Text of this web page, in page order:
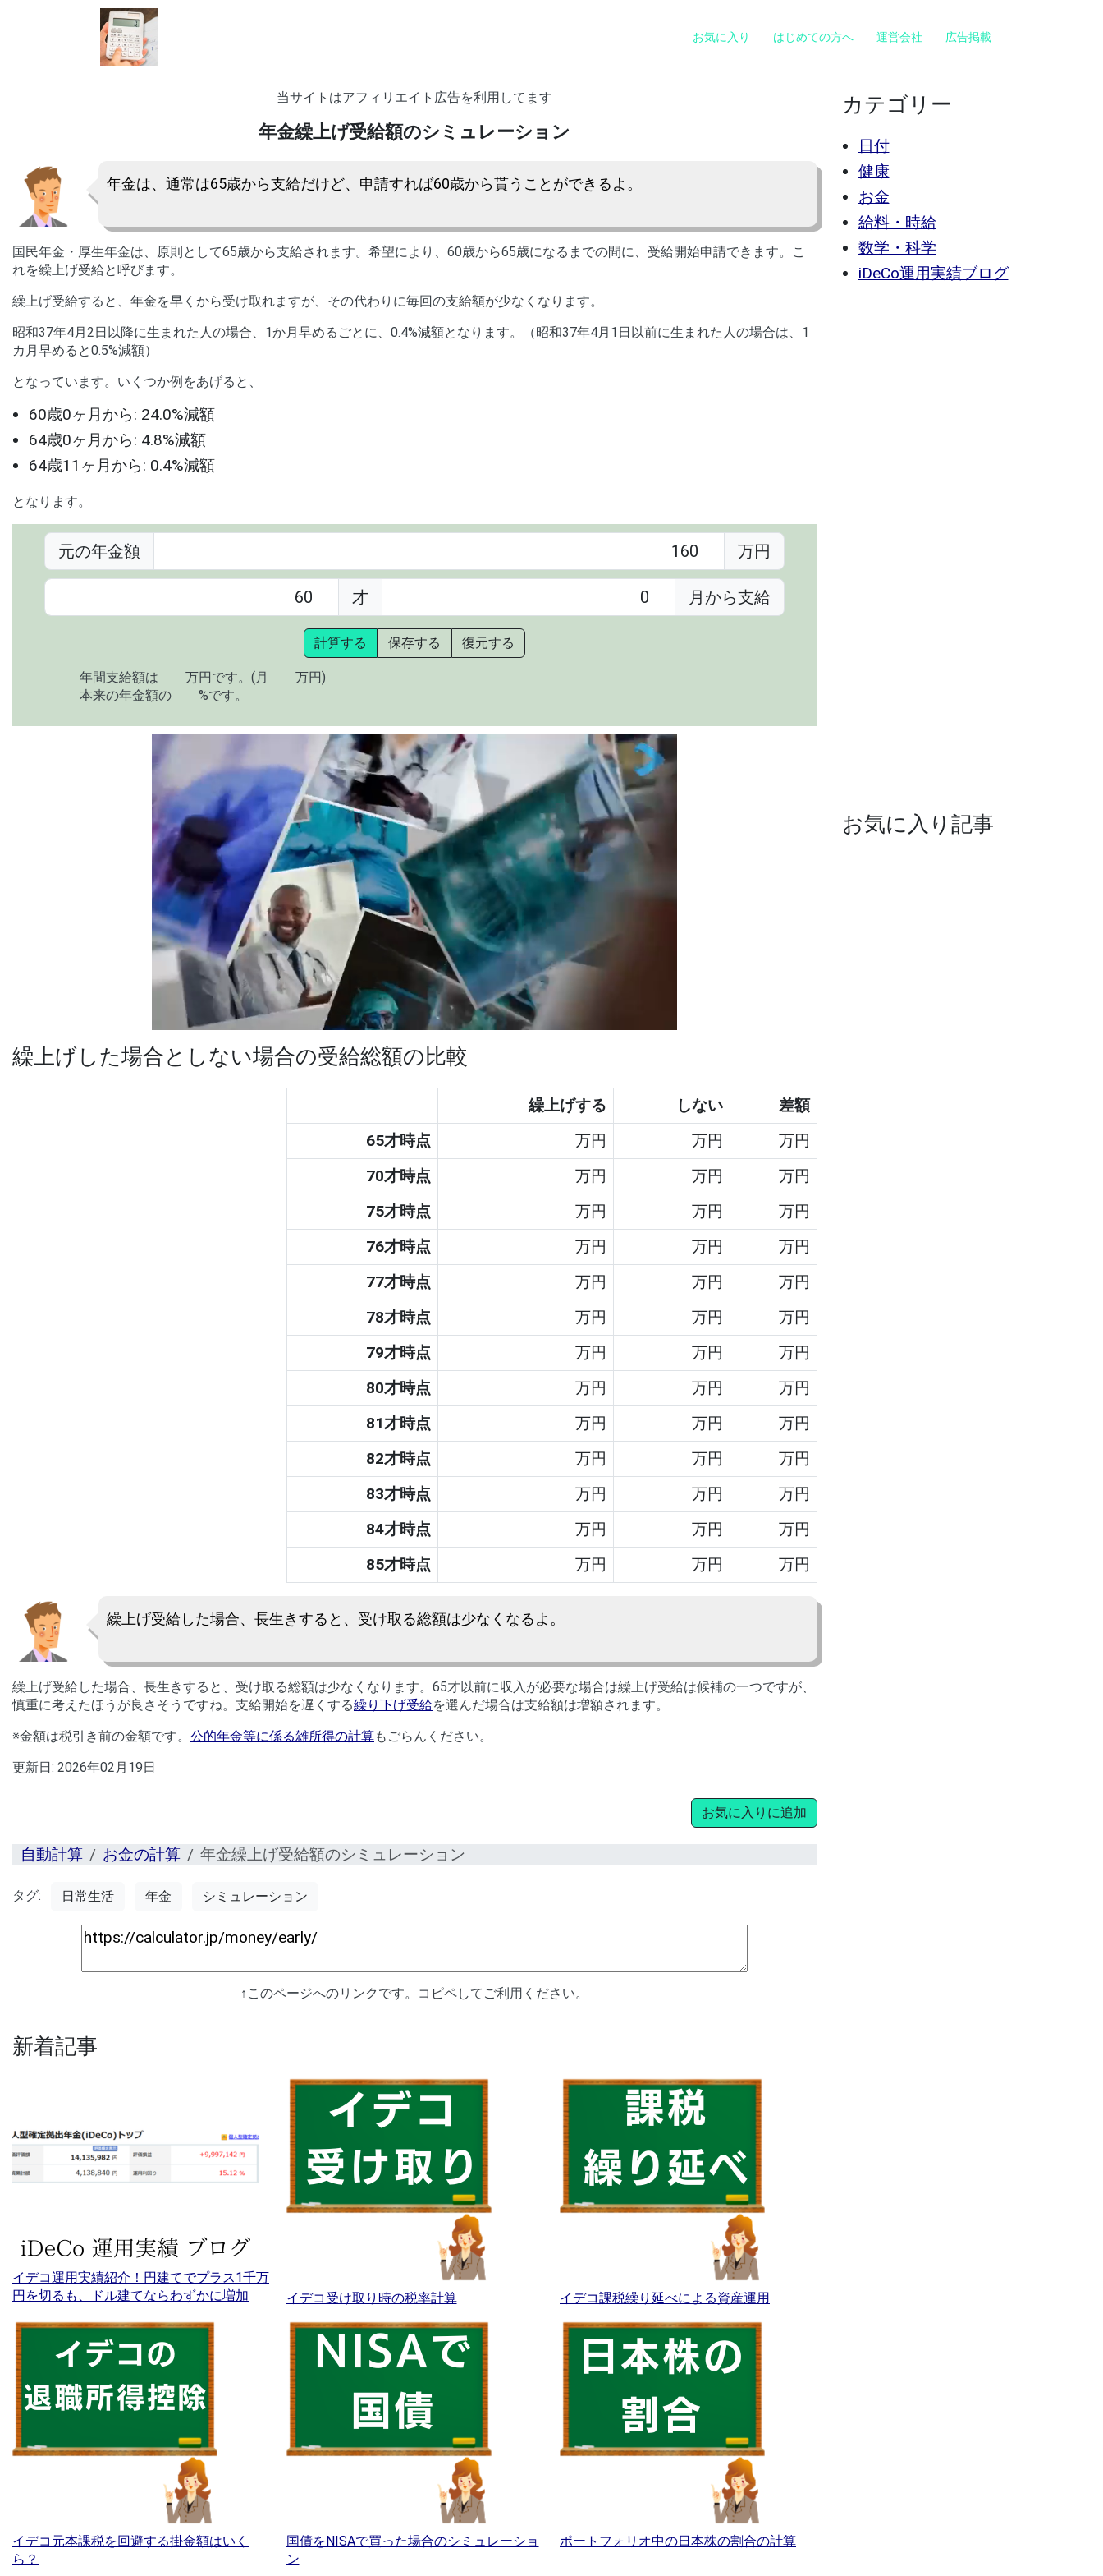
お気に入り はじめての方へ 運営会社 広告掲載
当サイトはアフィリエイト広告を利用してます
年金繰上げ受給額のシミュレーション
年金は、通常は65歳から支給だけど、申請すれば60歳から貰うことができるよ。
国民年金・厚生年金は、原則として65歳から支給されます。希望により、60歳から65歳になるまでの間に、受給開始申請できます。こ
れを繰上げ受給と呼びます。
繰上げ受給すると、年金を早くから受け取れますが、その代わりに毎回の支給額が少なくなります。
昭和37年4月2日以降に生まれた人の場合、1か月早めるごとに、0.4%減額となります。（昭和37年4月1日以前に生まれた人の場合は、1
カ月早めると0.5%減額）
となっています。いくつか例をあげると、
60歳0ヶ月から: 24.0%減額
64歳0ヶ月から: 4.8%減額
64歳11ヶ月から: 0.4%減額
となります。
元の年金額 万円
才 月から支給
計算する 保存する 復元する
年間支給額は 万円です。(月
万円)
本来の年金額の
%です。
繰上げした場合としない場合の受給総額の比較
繰上げする しない
差額
65才時点
万円 万円
万円
70才時点
万円 万円
万円
75才時点
万円 万円
万円
76才時点
万円 万円
万円
77才時点
万円 万円
万円
78才時点
万円 万円
万円
79才時点
万円 万円
万円
80才時点
万円 万円
万円
81才時点
万円 万円
万円
82才時点
万円 万円
万円
83才時点
万円 万円
万円
84才時点
万円 万円
万円
85才時点
万円 万円 万円
繰上げ受給した場合、長生きすると、受け取る総額は少なくなるよ。
繰上げ受給した場合、長生きすると、受け取る総額は少なくなります。65才以前に収入が必要な場合は繰上げ受給は候補の一つですが、
慎重に考えたほうが良さそうですね。支給開始を遅くする繰り下げ受給を選んだ場合は支給額は増額されます。
※金額は税引き前の金額です。 公的年金等に係る雑所得の計算もごらんください。
更新日: 2026年02月19日
お気に入りに追加
自動計算 お金の計算 年金繰上げ受給額のシミュレーション
タグ: 日常生活 年金 シミュレーション
↑このページへのリンクです。コピペしてご利用ください。
新着記事
イデコ運用実績紹介！円建てでプラス1千万
円を切るも、ドル建てならわずかに増加
イデコ受け取り時の税率計算 イデコ課税繰り延べによる資産運用
イデコ元本課税を回避する掛金額はいく
ら？
国債をNISAで買った場合のシミュレーショ
ン
ポートフォリオ中の日本株の割合の計算
カテゴリー
日付
健康
お金
給料・時給
数学・科学
iDeCo運用実績ブログ
お気に入り記事